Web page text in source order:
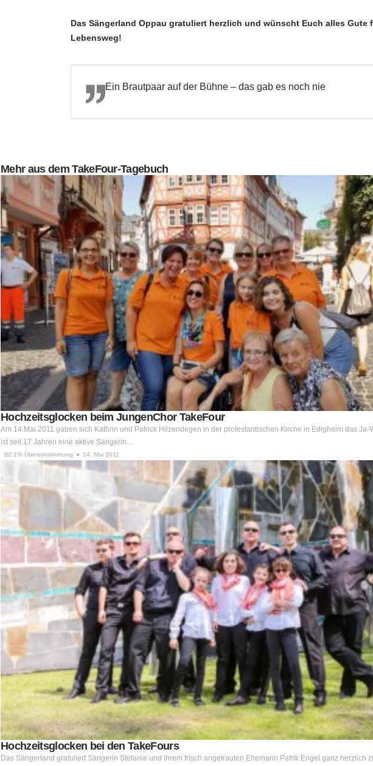
Das Sängerland Oppau gratuliert herzlich und wünscht Euch alles Gute
Lebensweg!
Ein Brautpaar auf der Bühne – das gab es noch nie
Mehr aus dem TakeFour-Tagebuch
Hochzeitsglocken beim JungenChor TakeFour
Am 14.Mai 2011 gaben sich Kathrin und Patrick Hilzendegen in der protestantischen Kirche in Edigheim das Ja-
ist seit 17 Jahren eine aktive Sängerin…
82.1% Übereinstimmung 14. Mai 2011
Hochzeitsglocken bei den TakeFours
Das Sängerland gratuliert Sängerin Stefanie und ihrem frisch angetrauten Ehemann Patrik Engel ganz herzlich